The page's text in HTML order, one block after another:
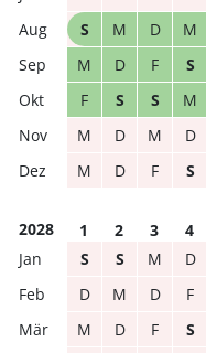
S
M D M
M
D F S
F
S S M
M
D M D
M
D F S
2028 1 2 3 4
S
S M D
D
M D F
M
D F S